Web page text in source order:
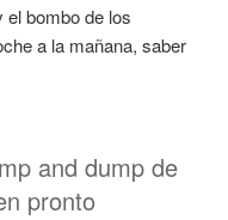
el bombo de los
a la mañana, saber
and dump de
pronto